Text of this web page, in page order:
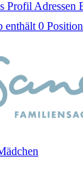
Profil Adressen
enthält 0